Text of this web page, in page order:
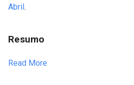
Abril.
Resumo
Read More